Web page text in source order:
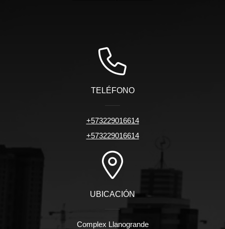
TELÉFONO
+573229016614
+573229016614
UBICACIÓN
Complex Llanogrande